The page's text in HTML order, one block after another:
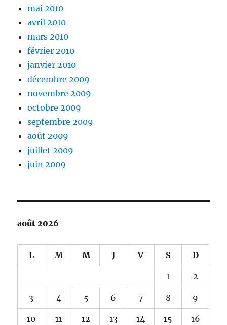
mai 2010
avril 2010
mars 2010
février 2010
janvier 2010
décembre 2009
novembre 2009
octobre 2009
septembre 2009
août 2009
juillet 2009
juin 2009
août 2026
L M M J V S D
1 2
3 4 5 6 7 8 9
10 11 12 13 14 15 16